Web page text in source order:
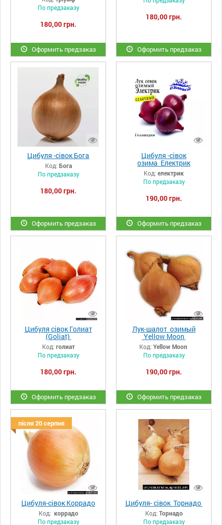
По предзаказу
180,00 грн.
Оформить предзаказ
180,00 грн.
Оформить предзаказ
Цибуля -сівок Бога
Код: Бога
По предзаказу
180,00 грн.
Оформить предзаказ
Цибуля -сівок
озима Електрик
Код: електрик
По предзаказу
190,00 грн.
Оформить предзаказ
Цибуля сівок Голиат
(Goliat)
Код: голиат
По предзаказу
180,00 грн.
Оформить предзаказ
Лук-шалот озимый
Yellow Moon
Код: Yellow Moon
По предзаказу
190,00 грн.
Оформить предзаказ
після 20 серпня
Цибуля-сівок Коррадо
Код: коррадо
По предзаказу
Цибуля- сівок Торнадо
Код: Торнадо
По предзаказу